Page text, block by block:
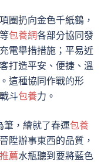
圈扔向金色千紙鶴，
包養網各部分協同發
電舉措措施；平易近
打造平安、便捷、溫
這種協同作戰的形
斗包養力。
筆，繪就了春運包養
陞辦事東西的品質，
薦水瓶聽到要將藍色